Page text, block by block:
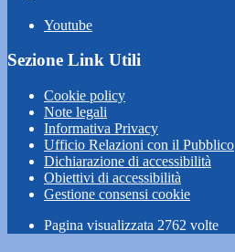
Youtube
Sezione Link Utili
Cookie policy
Note legali
Informativa Privacy
Ufficio Relazioni con il Pubblico
Dichiarazione di accessibilità
Obiettivi di accessibilità
Gestione consensi cookie
Pagina visualizzata 2762 volte